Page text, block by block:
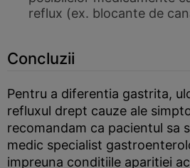
reflux (ex. blocante de
Concluzii
Pentru a diferentia gastrita,
refluxul drept cauze ale
recomandam ca pacientul sa
medic specialist
impreuna conditiile aparitiei